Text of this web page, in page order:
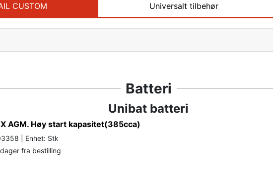
CUSTOM Universalt tilbehør
Batteri
Unibat batteri
AGM. Høy start kapasitet(385cca)
| Enhet: Stk
fra bestilling